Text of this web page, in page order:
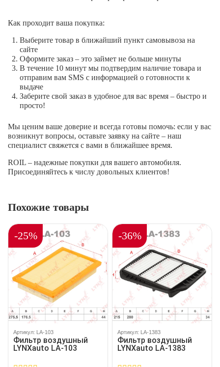
Как проходит ваша покупка:
Выберите товар в ближайший пункт самовывоза на
сайте
Оформите заказ – это займет не больше минуты
В течение 10 минут мы подтвердим наличие товара и
отправим вам SMS с информацией о готовности к
выдаче
Заберите свой заказ в удобное для вас время – быстро и
просто!
Мы ценим ваше доверие и всегда готовы помочь: если у вас
возникнут вопросы, оставьте заявку на сайте – наш
специалист свяжется с вами в ближайшее время.
ROIL – надежные покупки для вашего автомобиля.
Присоединяйтесь к числу довольных клиентов!
Похожие товары
-25%
Артикул: LA-103
Фильтр воздушный
LYNXauto LA-103
-36%
Артикул: LA-1383
Фильтр воздушный
LYNXauto LA-1383